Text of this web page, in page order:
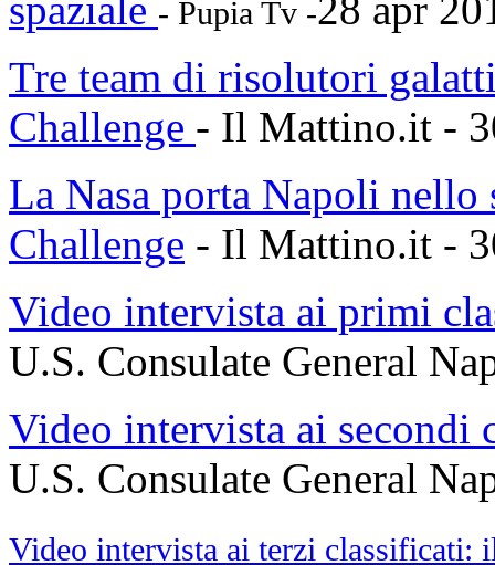
- Pupia Tv -
Tre team di risolutori
Challenge - Il Mattino.it -
La Nasa porta Napoli nello
Challenge - Il Mattino.it -
Video intervista ai primi
U.S. Consulate General
Video intervista ai secondi
U.S. Consulate General
Video intervista ai terzi classificati: